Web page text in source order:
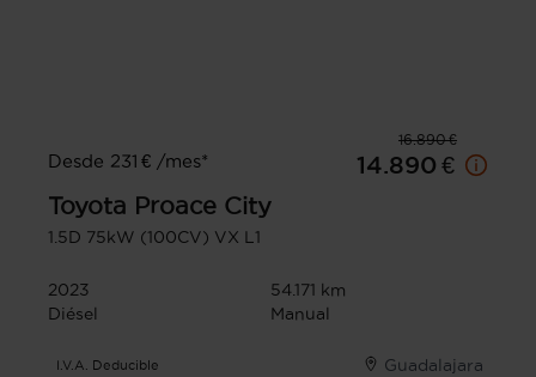
16.890 €
Desde 231 € /mes*
14.890 €
Toyota Proace City
1.5D 75kW (100CV) VX L1
2023
54.171 km
Diésel
Manual
I.V.A. Deducible Guadalajara